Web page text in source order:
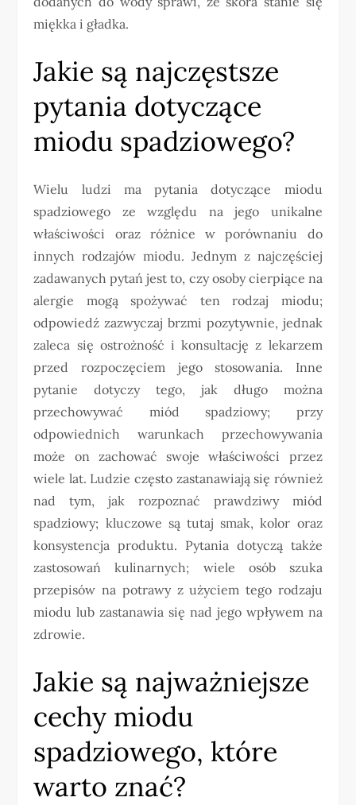
miękka i gładka.
Jakie są najczęstsze
pytania dotyczące
miodu spadziowego?
Wielu ludzi ma pytania dotyczące miodu
spadziowego ze względu na jego unikalne
właściwości oraz różnice w porównaniu do
innych rodzajów miodu. Jednym z najczęściej
zadawanych pytań jest to, czy osoby cierpiące na
alergie mogą spożywać ten rodzaj miodu;
odpowiedź zazwyczaj brzmi pozytywnie, jednak
zaleca się ostrożność i konsultację z lekarzem
przed rozpoczęciem jego stosowania. Inne
pytanie dotyczy tego, jak długo można
przechowywać miód spadziowy; przy
odpowiednich warunkach przechowywania
może on zachować swoje właściwości przez
wiele lat. Ludzie często zastanawiają się również
nad tym, jak rozpoznać prawdziwy miód
spadziowy; kluczowe są tutaj smak, kolor oraz
konsystencja produktu. Pytania dotyczą także
zastosowań kulinarnych; wiele osób szuka
przepisów na potrawy z użyciem tego rodzaju
miodu lub zastanawia się nad jego wpływem na
zdrowie.
Jakie są najważniejsze
cechy miodu
spadziowego, które
warto znać?